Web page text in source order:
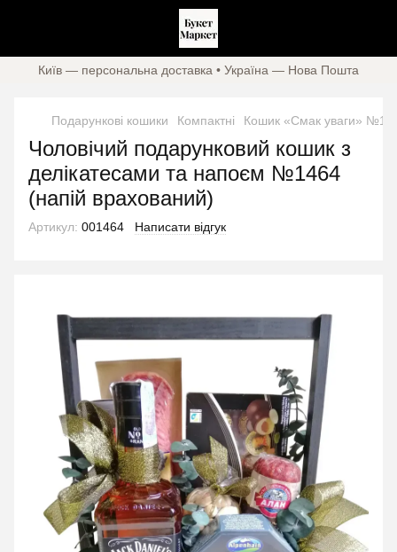
Київ — персональна доставка • Україна — Нова Пошта
Подарункові кошики Компактні Кошик «Смак уваги»
Чоловічий подарунковий кошик з
делікатесами та напоєм №1464
(напій врахований)
Артикул: 001464 Написати відгук